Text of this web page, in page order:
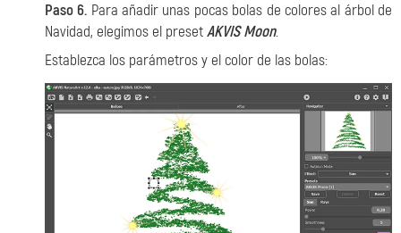
Paso 6. Para añadir unas pocas bolas de colores al árbol de
Navidad, elegimos el presetAKVIS Moon.
Establezca los parámetros y el color de las bolas: